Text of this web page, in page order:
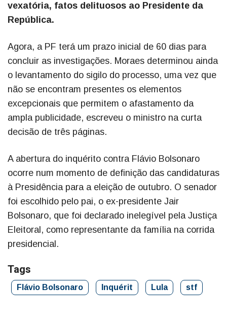
vexatória, fatos delituosos ao Presidente da
República.
Agora, a PF terá um prazo inicial de 60 dias para
concluir as investigações. Moraes determinou ainda
o levantamento do sigilo do processo, uma vez que
não se encontram presentes os elementos
excepcionais que permitem o afastamento da
ampla publicidade, escreveu o ministro na curta
decisão de três páginas.
A abertura do inquérito contra Flávio Bolsonaro
ocorre num momento de definição das candidaturas
à Presidência para a eleição de outubro. O senador
foi escolhido pelo pai, o ex-presidente Jair
Bolsonaro, que foi declarado inelegível pela Justiça
Eleitoral, como representante da família na corrida
presidencial.
Tags
Flávio Bolsonaro Inquérit Lula stf